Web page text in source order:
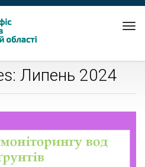
Липень 2024